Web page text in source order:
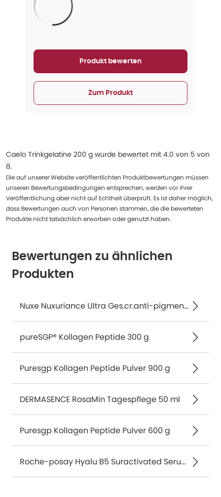
Aktualisieren...
Produkt bewerten
Zum Produkt
Caelo Trinkgelatine 200 g wurde bewertet mit 4.0 von 5 von
8.
Die auf unserer Website veröffentlichten Produktbewertungen müssen
unseren Bewertungsbedingungen entsprechen, werden vor ihrer
Veröffentlichung aber nicht auf Echtheit überprüft. Es ist daher möglich,
dass Bewertungen auch von Personen stammen, die die bewerteten
Produkte nicht tatsächlich erworben oder genutzt haben.
Bewertungen zu ähnlichen
Produkten
Nuxe Nuxuriance Ultra Ges.cr.anti-pigmentfl.lsf 30 50 ml
pureSGP® Kollagen Peptide 300 g
Puresgp Kollagen Peptide Pulver 900 g
DERMASENCE RosaMin Tagespflege 50 ml
Puresgp Kollagen Peptide Pulver 600 g
Roche-posay Hyalu B5 Suractivated Serum 50 ml